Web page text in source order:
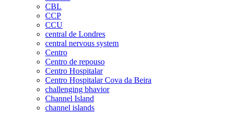
CBL
CCP
CCU
central de Londres
central nervous system
Centro
Centro de repouso
Centro Hospitalar
Centro Hospitalar Cova da Beira
challenging bhavior
Channel Island
channel islands